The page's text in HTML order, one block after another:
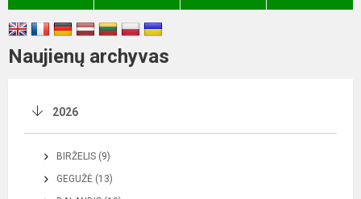
Naujienų archyvas
2026
BIRŽELIS (9)
GEGUŽĖ (13)